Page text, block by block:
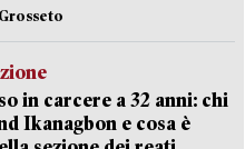
in carcere a 32 anni: chi
Ikanagbon e cosa è